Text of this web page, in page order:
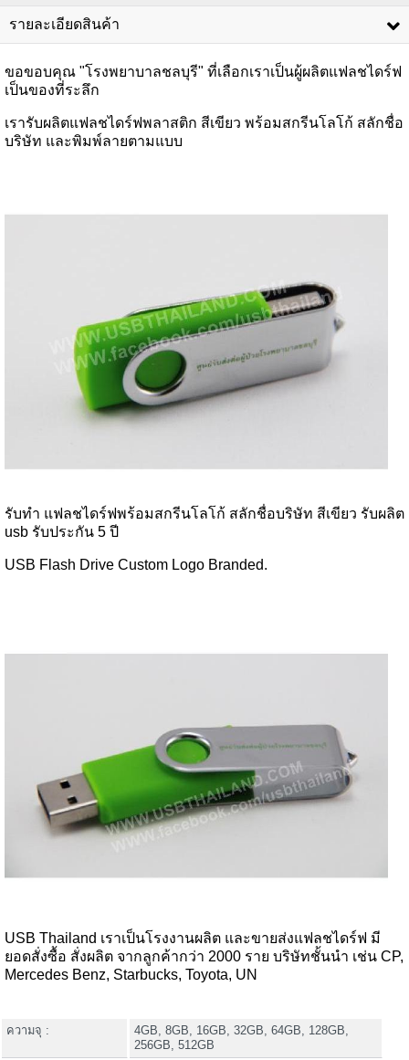
รายละเอียดสินค้า
ขอขอบคุณ "โรงพยาบาลชลบุรี" ที่เลือกเราเป็นผู้ผลิตแฟลชไดร์ฟ
เป็นของที่ระลึก
เรารับผลิตแฟลชไดร์ฟพลาสติก สีเขียว พร้อมสกรีนโลโก้ สลักชื่อ
บริษัท และพิมพ์ลายตามแบบ
รับทำ แฟลชไดร์ฟพร้อมสกรีนโลโก้ สลักชื่อบริษัท สีเขียว รับผลิต
usb รับประกัน 5 ปี
USB Flash Drive Custom Logo Branded.
USB Thailand เราเป็นโรงงานผลิต และขายส่งแฟลชไดร์ฟ มี
ยอดสั่งซื้อ สั่งผลิต จากลูกค้ากว่า 2000 ราย บริษัทชั้นนำ เช่น CP,
Mercedes Benz, Starbucks, Toyota, UN
ความจุ :
4GB, 8GB, 16GB, 32GB, 64GB, 128GB,
256GB, 512GB